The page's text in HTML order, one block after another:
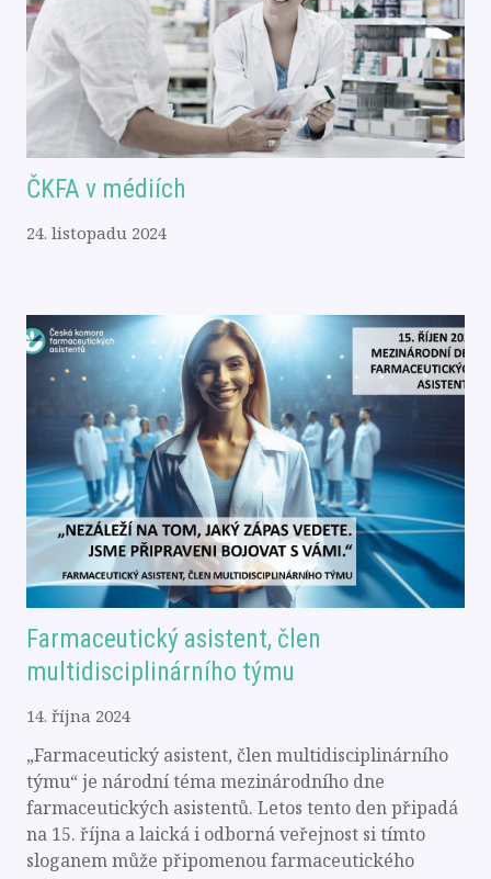
ČKFA v médiích
24. listopadu 2024
Farmaceutický asistent, člen
multidisciplinárního týmu
14. října 2024
„Farmaceutický asistent, člen multidisciplinárního
týmu“ je národní téma mezinárodního dne
farmaceutických asistentů. Letos tento den připadá
na 15. října a laická i odborná veřejnost si tímto
sloganem může připomenou farmaceutického